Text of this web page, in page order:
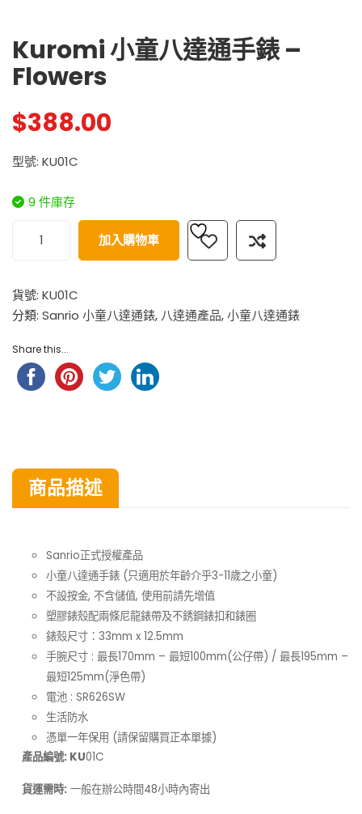
Kuromi 小童八達通手錶 –
Flowers
$388.00
型號: KU01C
9 件庫存
加入購物車
貨號: KU01C
分類: Sanrio 小童八達通錶, 八達通產品,小童八達通錶
Share this...
商品描述
Sanrio正式授權產品
小童八達通手錶 (只適用於年齡介乎3-11歲之小童)
不設按金, 不含儲值, 使用前請先增值
塑膠錶殼配兩條尼龍錶帶及不銹鋼錶扣和錶圈
錶殼尺寸：33mm x 12.5mm
手腕尺寸 : 最長170mm – 最短100mm(公仔帶) / 最長195mm –
最短125mm(淨色帶)
電池 : SR626SW
生活防水
憑單一年保用 (請保留購買正本單據)
產品編號: KU01C
貨運需時: 一般在辦公時間 48小時內寄出